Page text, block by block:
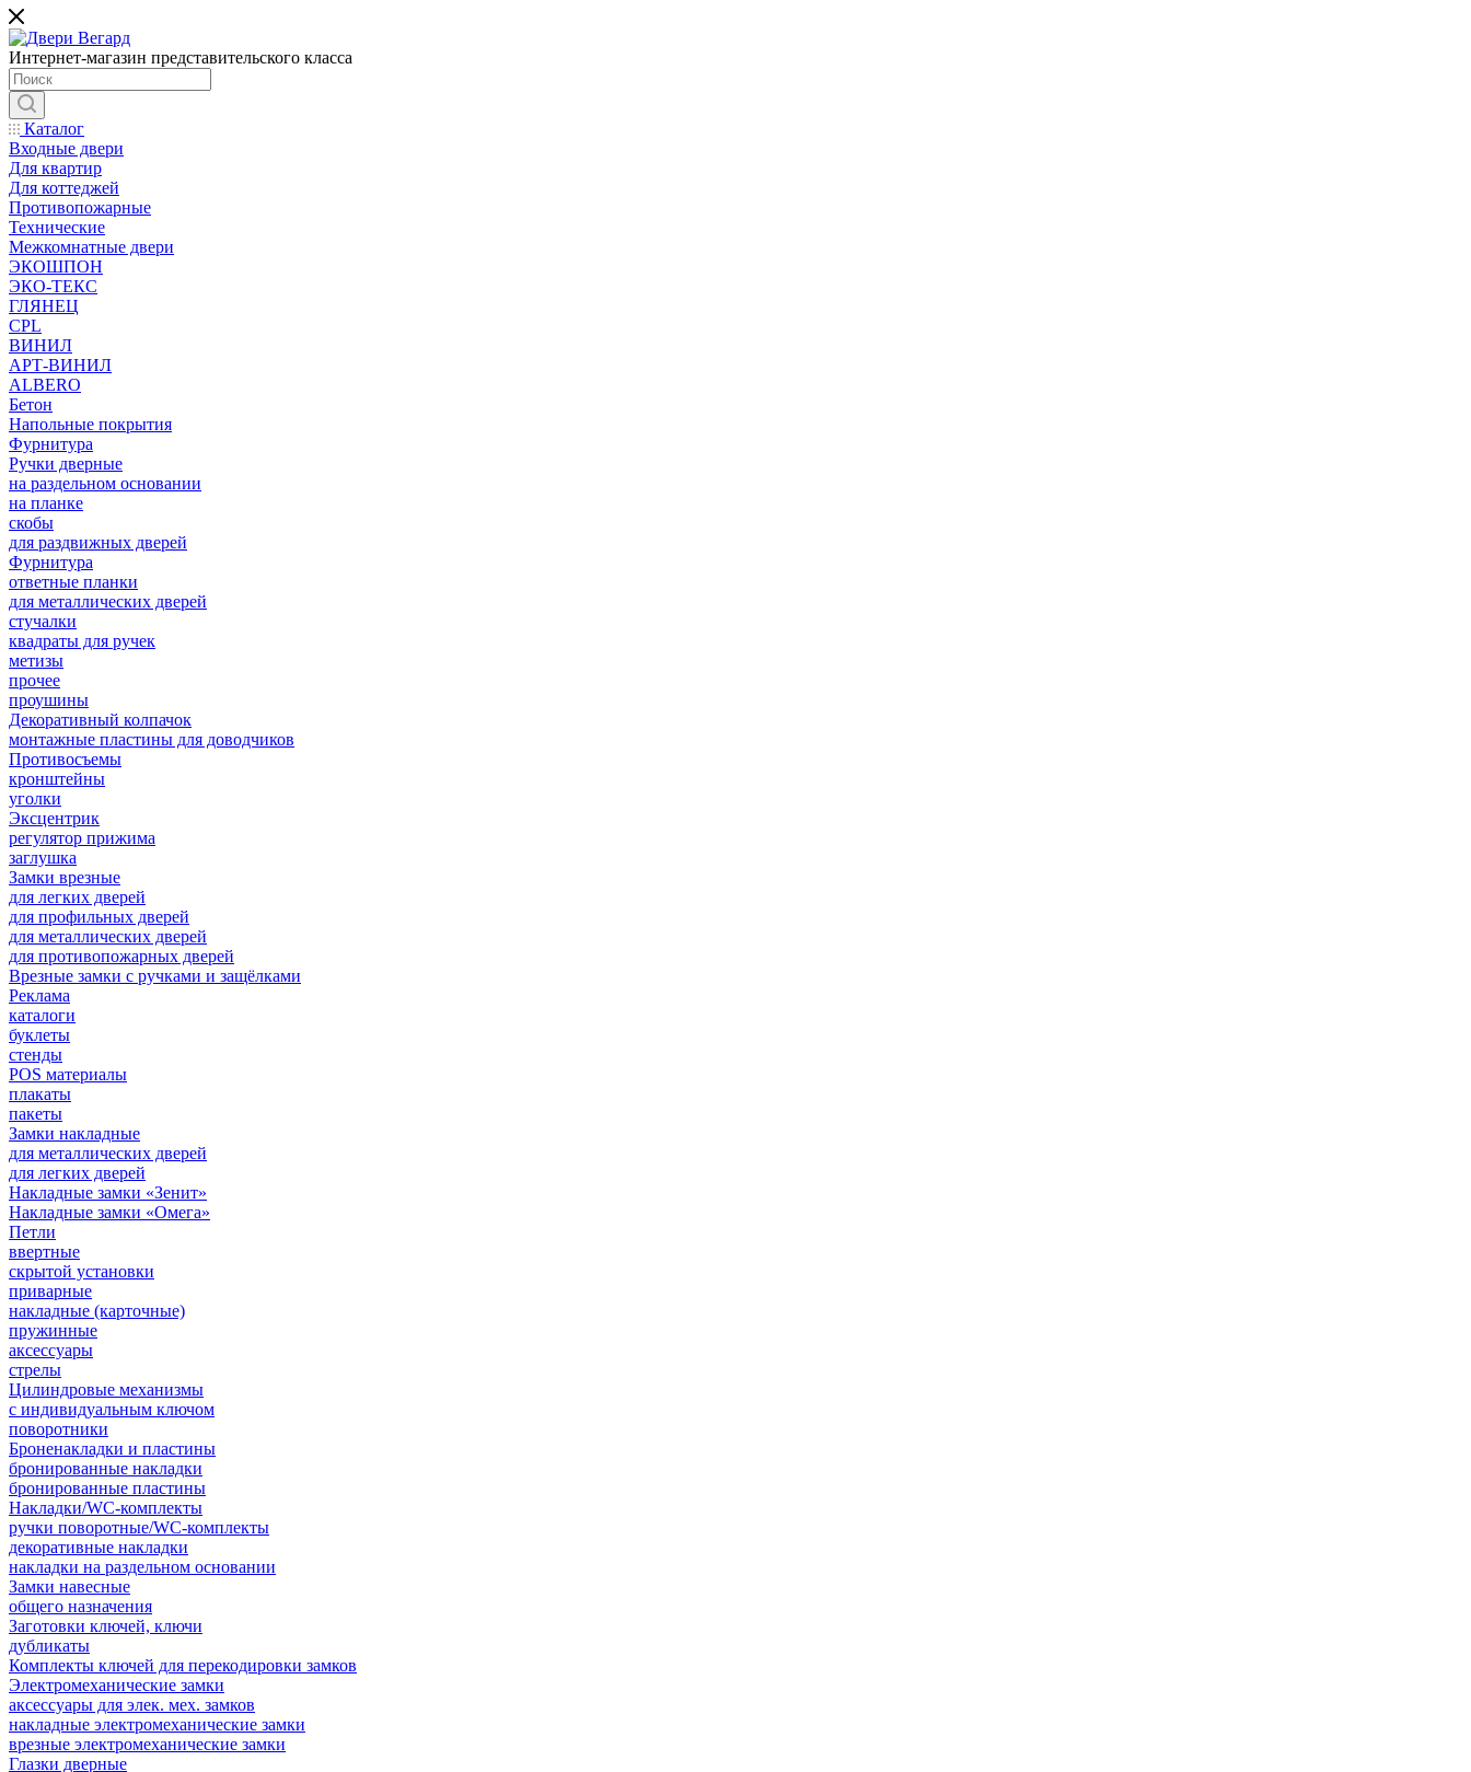
Интернет-магазин представительского класса
Каталог
Входные двери
Для квартир
Для коттеджей
Противопожарные
Технические
Межкомнатные двери
ЭКОШПОН
ЭКО-ТЕКС
ГЛЯНЕЦ
CPL
ВИНИЛ
АРТ-ВИНИЛ
ALBERO
Бетон
Напольные покрытия
Фурнитура
Ручки дверные
на раздельном основании
на планке
скобы
для раздвижных дверей
Фурнитура
ответные планки
для металлических дверей
стучалки
квадраты для ручек
метизы
прочее
проушины
Декоративный колпачок
монтажные пластины для доводчиков
Противосъемы
кронштейны
уголки
Эксцентрик
регулятор прижима
заглушка
Замки врезные
для легких дверей
для профильных дверей
для металлических дверей
для противопожарных дверей
Врезные замки с ручками и защёлками
Реклама
каталоги
буклеты
стенды
POS материалы
плакаты
пакеты
Замки накладные
для металлических дверей
для легких дверей
Накладные замки «Зенит»
Накладные замки «Омега»
Петли
ввертные
скрытой установки
приварные
накладные (карточные)
пружинные
аксессуары
стрелы
Цилиндровые механизмы
с индивидуальным ключом
поворотники
Броненакладки и пластины
бронированные накладки
бронированные пластины
Накладки/WC-комплекты
ручки поворотные/WC-комплекты
декоративные накладки
накладки на раздельном основании
Замки навесные
общего назначения
Заготовки ключей, ключи
дубликаты
Комплекты ключей для перекодировки замков
Электромеханические замки
аксессуары для элек. мех. замков
накладные электромеханические замки
врезные электромеханические замки
Глазки дверные